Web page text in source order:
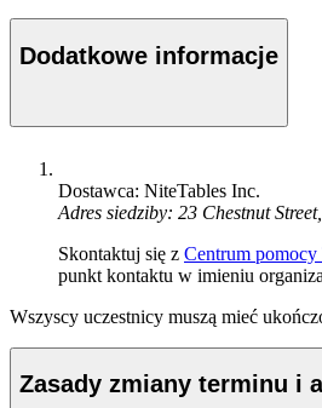
Dodatkowe informacje
Dostawca: NiteTables Inc.
Adres siedziby: 23 Chestnut
Skontaktuj się z Centrum pomocy
punkt kontaktu w imieniu
Wszyscy uczestnicy muszą mieć
Zasady zmiany terminu i